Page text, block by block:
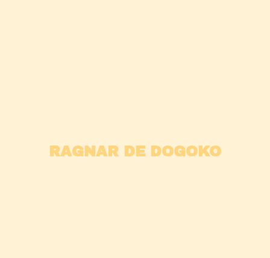
RAGNAR DE DOGOKO